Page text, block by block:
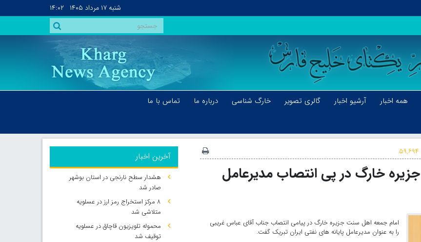
شنبه ۱۷ مرداد ۱۴۰۵ ۱۴:۰۲
همه اخبار آرشیو اخبار گالری تصویر خارگ شناسی درباره ما
تماس با ما
۵۹,۶۹۴
خارگ در پی انتصاب مدیرعامل
امام جمعه اهل سنت جزیره خارگ در پیامی انتصاب جناب آقای عباس غریبی
را به عنوان مدیرعامل پایانه های نفتی ایران تبریک گفت.
آخرین اخبار
هشدار سطح نارنجی در استان بوشهر
صادر شد
۸ مرکز استخراج رمز ارز در عسلویه
متلاشی شد
محموله تلویزیون قاچاق در عسلویه
توقیف شد